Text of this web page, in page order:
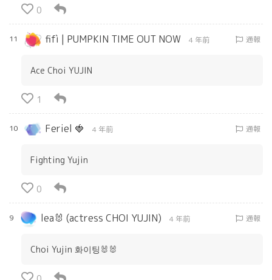
0
11 fifì | PUMPKIN TIME OUT NOW 4 年前 通報
Ace Choi YUJIN
1
10 Feriel 🍓 4 年前 通報
Fighting Yujin
0
9 lea🐰 (actress CHOI YUJIN) 4 年前 通報
Choi Yujin 화이팅🐰🐰